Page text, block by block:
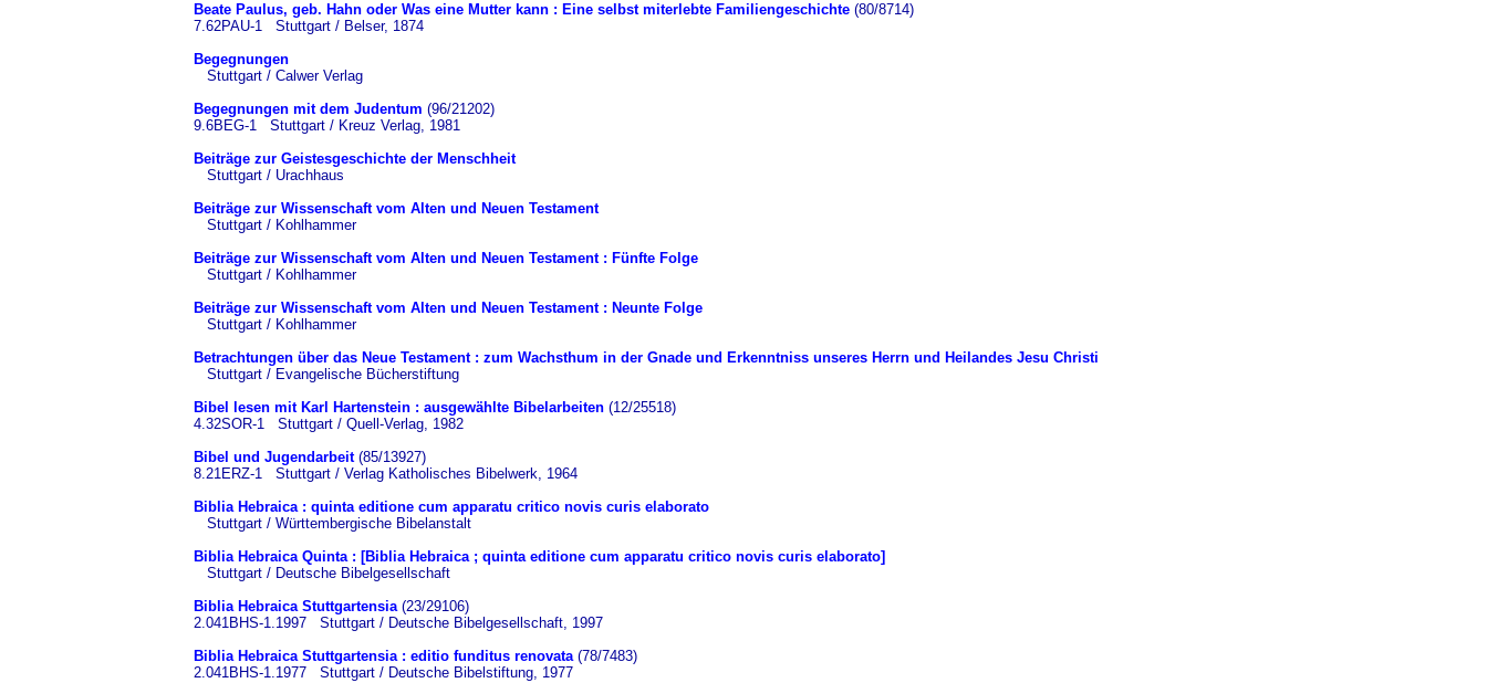
Beate Paulus, geb. Hahn oder Was eine Mutter kann : Eine selbst miterlebte Familiengeschichte (80/8714)
7.62PAU-1 Stuttgart / Belser, 1874
Begegnungen
Stuttgart / Calwer Verlag
Begegnungen mit dem Judentum (96/21202)
9.6BEG-1 Stuttgart / Kreuz Verlag, 1981
Beiträge zur Geistesgeschichte der Menschheit
Stuttgart / Urachhaus
Beiträge zur Wissenschaft vom Alten und Neuen Testament
Stuttgart / Kohlhammer
Beiträge zur Wissenschaft vom Alten und Neuen Testament : Fünfte Folge
Stuttgart / Kohlhammer
Beiträge zur Wissenschaft vom Alten und Neuen Testament : Neunte Folge
Stuttgart / Kohlhammer
Betrachtungen über das Neue Testament : zum Wachsthum in der Gnade und Erkenntniss unseres Herrn und Heilandes Jesu Christi
Stuttgart / Evangelische Bücherstiftung
Bibel lesen mit Karl Hartenstein : ausgewählte Bibelarbeiten (12/25518)
4.32SOR-1 Stuttgart / Quell-Verlag, 1982
Bibel und Jugendarbeit(85/13927)
8.21ERZ-1 Stuttgart / Verlag Katholisches Bibelwerk, 1964
Biblia Hebraica : quinta editione cum apparatu critico novis curis elaborato
Stuttgart / Württembergische Bibelanstalt
Biblia Hebraica Quinta : [Biblia Hebraica ; quinta editione cum apparatu critico novis curis elaborato]
Stuttgart / Deutsche Bibelgesellschaft
Biblia Hebraica Stuttgartensia(23/29106)
2.041BHS-1.1997 Stuttgart / Deutsche Bibelgesellschaft, 1997
Biblia Hebraica Stuttgartensia : editio funditus renovata(78/7483)
2.041BHS-1.1977 Stuttgart / Deutsche Bibelstiftung, 1977